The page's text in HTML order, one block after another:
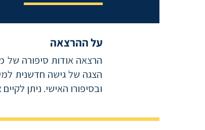
על ההרצאה
הרצאה אודות סיפורה של
הצגה של גישה חדשנית
ובסיפורו האישי. ניתן